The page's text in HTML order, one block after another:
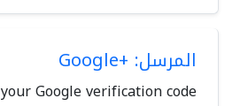
المرسل: +Google
Google verification code.